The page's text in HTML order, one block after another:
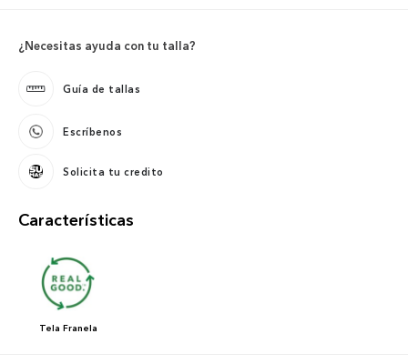
¿Necesitas ayuda con tu talla?
Guía de tallas
Escríbenos
Solicita tu credito
Características
Tela Franela